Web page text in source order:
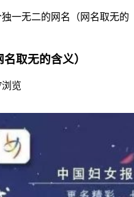
一无二的网名（网名取无的
取无的含义）
浏览